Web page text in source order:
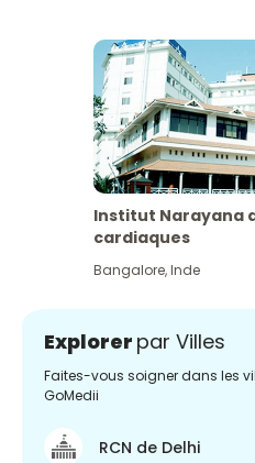
Institut Narayana
cardiaques
Bangalore,Inde
Explorer par Villes
Faites-vous soigner dans les
GoMedii
RCN de Delhi